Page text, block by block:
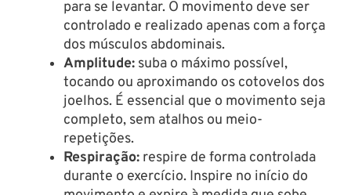
para se levantar. O movimento deve ser
controlado e realizado apenas com a força
dos músculos abdominais.
Amplitude: suba o máximo possível,
tocando ou aproximando os cotovelos dos
joelhos. É essencial que o movimento seja
completo, sem atalhos ou meio-
repetições.
Respiração: respire de forma controlada
durante o exercício. Inspire no início do